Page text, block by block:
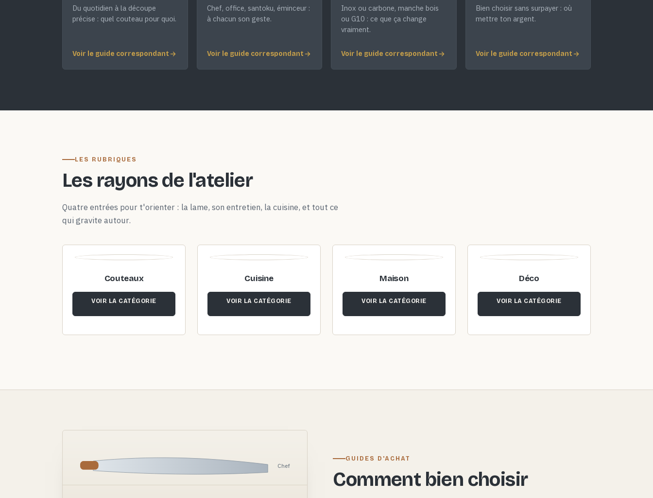
Du quotidien à la découpe
précise : quel couteau pour quoi.
Voir le guide correspondant
Chef, office, santoku, éminceur :
à chacun son geste.
Voir le guide correspondant
Inox ou carbone, manche bois
ou G10 : ce que ça change
vraiment.
Voir le guide correspondant
Bien choisir sans surpayer : où
mettre ton argent.
Voir le guide correspondant
LES RUBRIQUES
Les rayons de l'atelier
Quatre entrées pour t'orienter : la lame, son entretien, la cuisine, et tout ce
qui gravite autour.
Couteaux
VOIR LA CATÉGORIE
Cuisine
VOIR LA CATÉGORIE
Maison
VOIR LA CATÉGORIE
Déco
VOIR LA CATÉGORIE
Chef
GUIDES D'ACHAT
Comment bien choisir